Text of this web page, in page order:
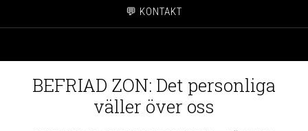
💬 KONTAKT
BEFRIAD ZON: Det personliga
väller över oss